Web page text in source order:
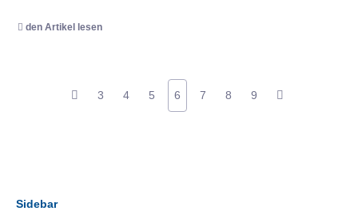
den Artikel lesen
3 4 5 6 7 8 9
Sidebar